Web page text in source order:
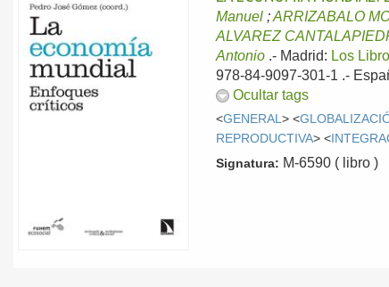
Manuel ;ARRIZABALO
ALVAREZ
Antonio .- Madrid: Los
978-84-9097-301-1 .-
Ocultar tags
<GENERAL> <
REPRODUCTIVA> <
Signatura: M-6590 ( libro )